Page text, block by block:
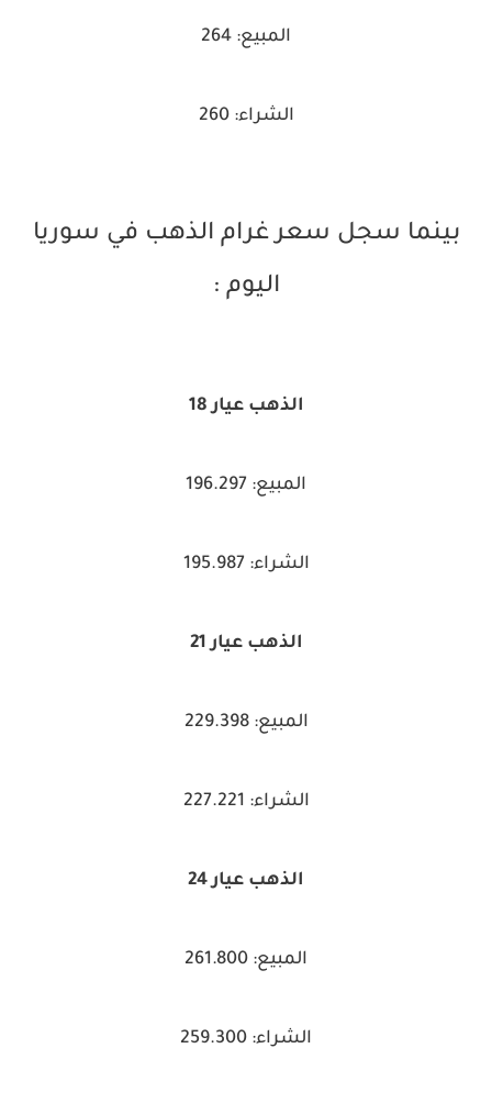
المبيع: 264
الشراء: 260
بينما سجل سعر غرام الذهب في سوريا
اليوم :
الذهب عيار 18
المبيع: 196.297
الشراء: 195.987
الذهب عيار 21
المبيع: 229.398
الشراء: 227.221
الذهب عيار 24
المبيع: 261.800
الشراء: 259.300